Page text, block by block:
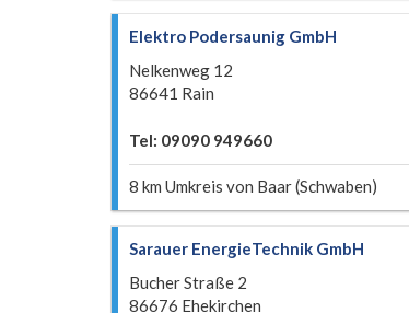
Elektro Podersaunig GmbH
Nelkenweg 12
86641 Rain
Tel: 09090 949660
8 km Umkreis von Baar (Schwaben)
Sarauer EnergieTechnik GmbH
Bucher Straße 2
86676 Ehekirchen